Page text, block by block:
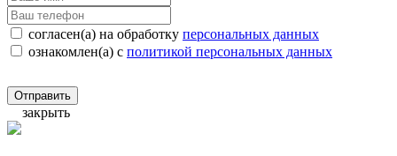
согласен(а) на обработку персональных данных
ознакомлен(а) с политикой персональных данных
Отправить
закрыть